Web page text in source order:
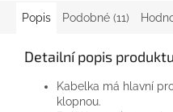
Popis Podobné (11)
Detailní popis produktu
Kabelka má hlavní
klopnou.